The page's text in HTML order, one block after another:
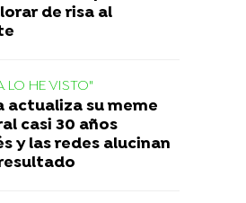
de risa al
LO HE VISTO"
actualiza su meme
casi 30 años
y las redes alucinan